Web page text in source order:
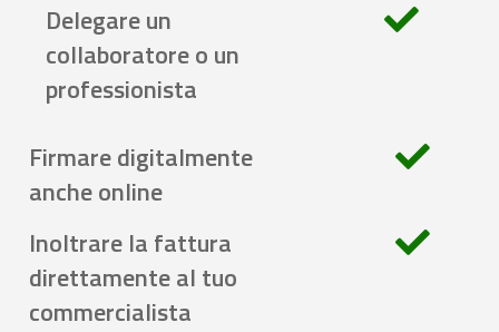
Delegare un
collaboratore o un
professionista
Firmare digitalmente
anche online
Inoltrare la fattura
direttamente al tuo
commercialista